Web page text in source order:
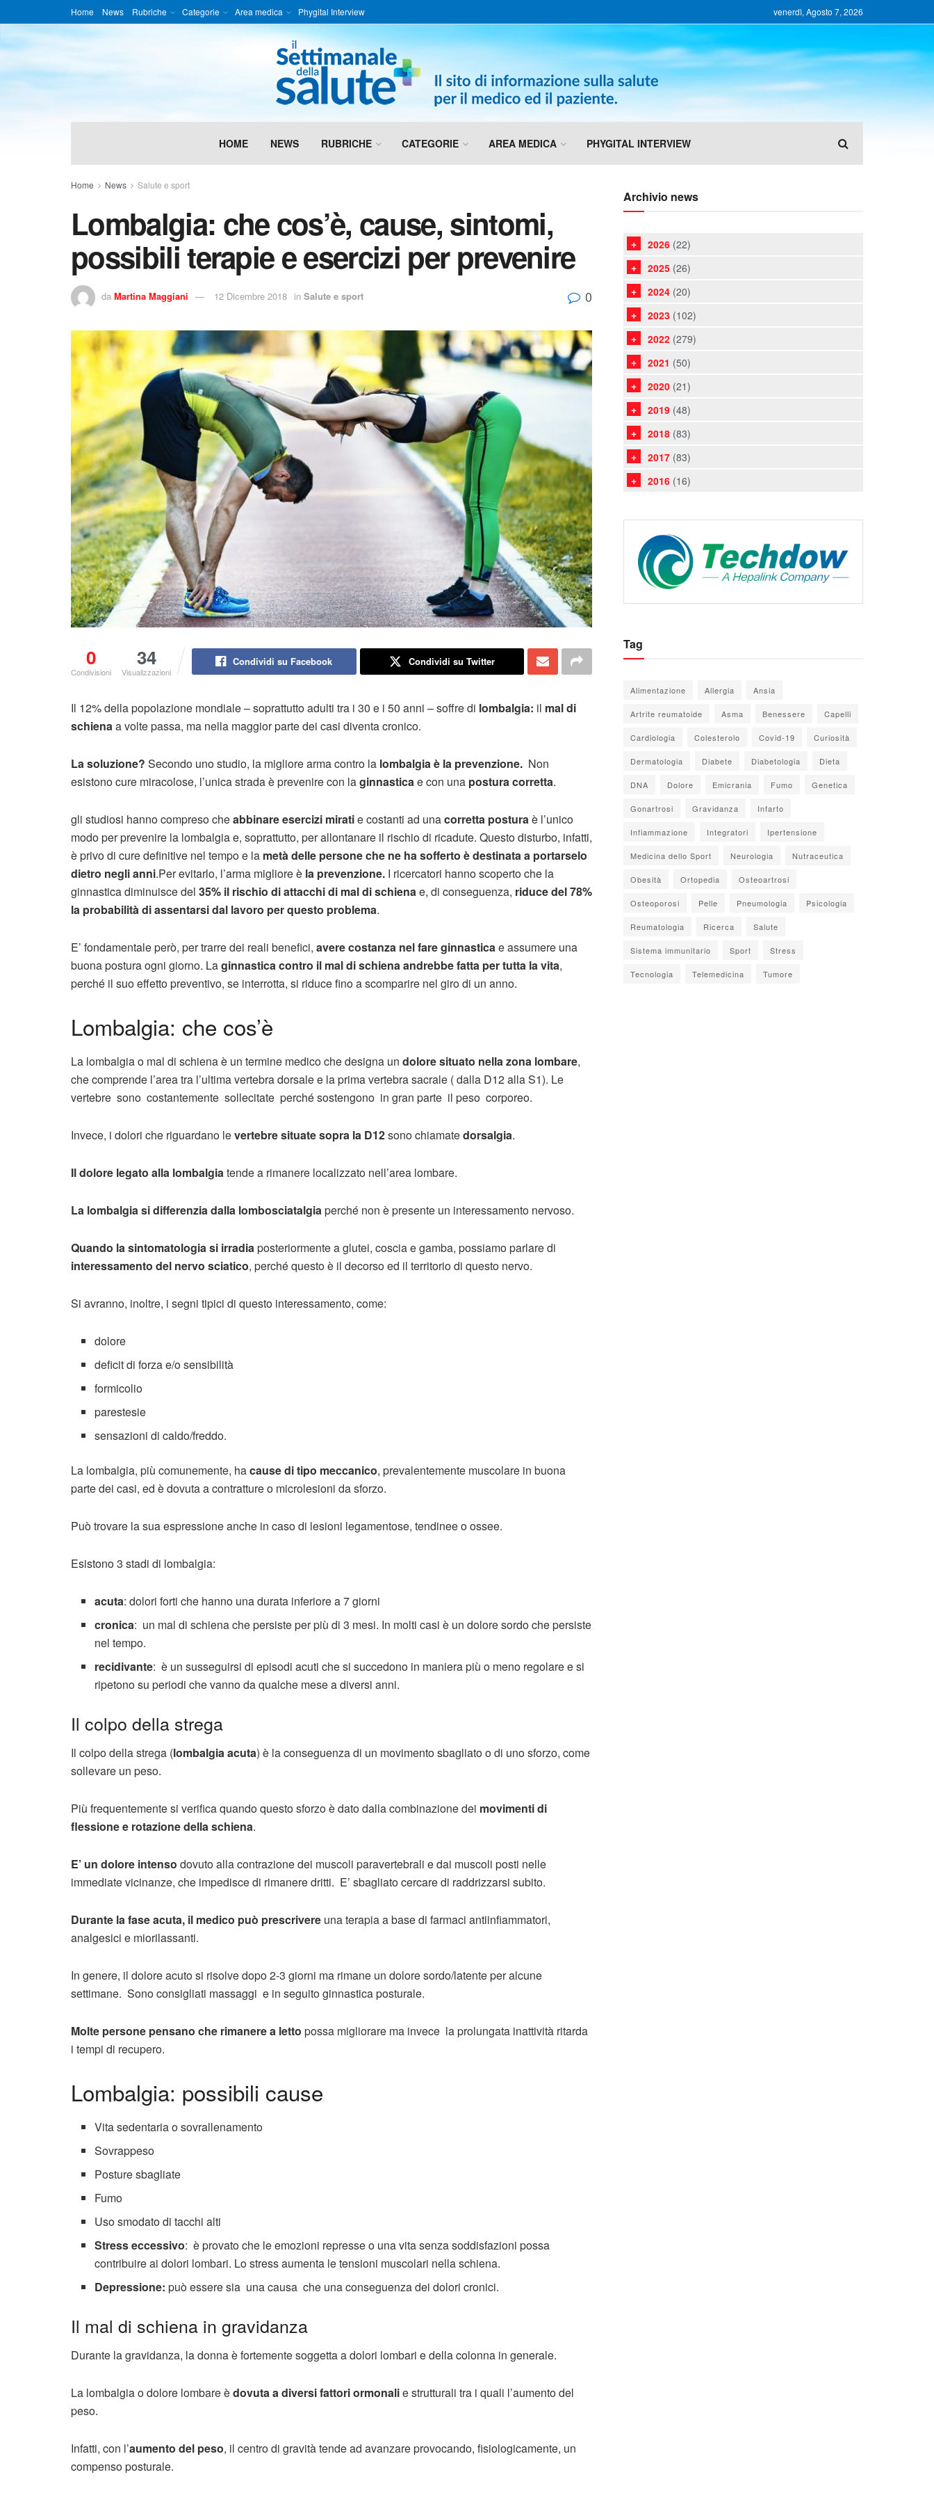
Home News Rubriche Categorie Area medica Phygital Interview venerdì, Agosto 7, 2026
HOME NEWS RUBRICHE CATEGORIE AREA MEDICA PHYGITAL INTERVIEW
Home News Salute e sport
Lombalgia: che cos’è, cause, sintomi,
possibili terapie e esercizi per prevenire
da Martina Maggiani 12 Dicembre 2018 in Salute e sport 0
0
Condivisioni
34
Visualizzazioni
Condividi su Facebook Condividi su Twitter
Il 12% della popolazione mondiale – soprattutto adulti tra i 30 e i 50 anni – soffre di lombalgia: il mal di
schienaa volte passa, ma nella maggior parte dei casi diventa cronico.
La soluzione? Secondo uno studio, la migliore arma contro la lombalgiaè la prevenzione. Non
esistono cure miracolose, l’unica strada è prevenire con laginnasticae con una postura corretta.
gli studiosi hanno compreso cheabbinareesercizi miratie costanti ad unacorretta posturaè l’unico
modo per prevenire la lombalgia e, soprattutto, per allontanare il rischio di ricadute. Questo disturbo, infatti,
è privo di cure definitive nel tempo e la metà delle persone che ne ha sofferto è destinata a portarselo
dietro negli anni.Per evitarlo, l’arma migliore è la prevenzione. I ricercatori hanno scoperto che la
ginnastica diminuisce del 35% il rischio di attacchi di mal di schienae, di conseguenza, riduce del 78%
la probabilità di assentarsi dal lavoro per questo problema.
E’ fondamentale però, per trarre dei reali benefici, avere costanza nel fare ginnasticae assumere una
buona postura ogni giorno. Laginnastica contro il mal di schiena andrebbe fatta per tutta la vita,
perché il suo effetto preventivo, se interrotta, si riduce fino a scomparire nel giro di un anno.
Lombalgia: che cos’è
La lombalgia o mal di schiena è un termine medico che designa un dolore situato nella zona lombare,
che comprende l’area tra l’ultima vertebra dorsale e la prima vertebra sacrale ( dalla D12 alla S1). Le
vertebre sono costantemente sollecitate perché sostengono in gran parte il peso corporeo.
Invece, i dolori che riguardano levertebre situate sopra la D12sono chiamatedorsalgia.
Il dolore legato alla lombalgiatende a rimanere localizzato nell’area lombare.
La lombalgia si differenzia dalla lombosciatalgiaperché non è presente un interessamento nervoso.
Quando la sintomatologia si irradiaposteriormente a glutei, coscia e gamba, possiamo parlare di
interessamento del nervo sciatico, perché questo è il decorso ed il territorio di questo nervo.
Si avranno, inoltre, i segni tipici di questo interessamento, come:
dolore
deficit di forza e/o sensibilità
formicolio
parestesie
sensazioni di caldo/freddo.
La lombalgia, più comunemente, hacause di tipo meccanico, prevalentemente muscolare in buona
parte dei casi, ed è dovuta a contratture o microlesioni da sforzo.
Può trovare la sua espressione anche in caso di lesioni legamentose, tendinee o ossee.
Esistono 3 stadi di lombalgia:
acuta: dolori forti che hanno una durata inferiore a 7 giorni
cronica: un mal di schiena che persiste per più di 3 mesi. In molti casi è un dolore sordo che persiste
nel tempo.
recidivante: è un susseguirsi di episodi acuti che si succedono in maniera più o meno regolare e si
ripetono su periodi che vanno da qualche mese a diversi anni.
Il colpo della strega
Il colpo della strega (lombalgia acuta) è la conseguenza di un movimento sbagliato o di uno sforzo, come
sollevare un peso.
Più frequentemente si verifica quando questo sforzo è dato dalla combinazione dei movimenti di
flessione e rotazione della schiena.
E’ un dolore intenso dovuto alla contrazione dei muscoli paravertebrali e dai muscoli posti nelle
immediate vicinanze, che impedisce di rimanere dritti. E’ sbagliato cercare di raddrizzarsi subito.
Durante la fase acuta, il medico può prescrivere una terapia a base di farmaci antiinfiammatori,
analgesici e miorilassanti.
In genere, il dolore acuto si risolve dopo 2-3 giorni ma rimane un dolore sordo/latente per alcune
settimane. Sono consigliati massaggi e in seguito ginnastica posturale.
Molte persone pensano che rimanere a letto possa migliorare ma invece la prolungata inattività ritarda
i tempi di recupero.
Lombalgia: possibili cause
Vita sedentaria o sovrallenamento
Sovrappeso
Posture sbagliate
Fumo
Uso smodato di tacchi alti
Stress eccessivo: è provato che le emozioni represse o una vita senza soddisfazioni possa
contribuire ai dolori lombari. Lo stress aumenta le tensioni muscolari nella schiena.
Depressione: può essere sia una causa che una conseguenza dei dolori cronici.
Il mal di schiena in gravidanza
Durante la gravidanza, la donna è fortemente soggetta a dolori lombari e della colonna in generale.
La lombalgia o dolore lombare èdovuta a diversi fattori ormonalie strutturali tra i quali l’aumento del
peso.
Infatti, con l’aumento del peso, il centro di gravità tende ad avanzare provocando, fisiologicamente, un
compenso posturale.
Archivio news
2026 (22)
2025 (26)
2024 (20)
2023 (102)
2022 (279)
2021 (50)
2020 (21)
2019 (48)
2018 (83)
2017 (83)
2016 (16)
Tag
Alimentazione Allergia Ansia
Artrite reumatoide Asma Benessere Capelli
Cardiologia Colesterolo Covid-19 Curiosità
Dermatologia Diabete Diabetologia Dieta
DNA Dolore Emicrania Fumo Genetica
Gonartrosi Gravidanza Infarto
Infiammazione Integratori Ipertensione
Medicina dello Sport Neurologia Nutraceutica
Obesità Ortopedia Osteoartrosi
Osteoporosi Pelle Pneumologia Psicologia
Reumatologia Ricerca Salute
Sistema immunitario Sport Stress
Tecnologia Telemedicina Tumore